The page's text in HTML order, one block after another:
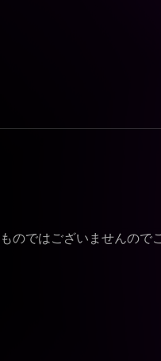
ではございませんので